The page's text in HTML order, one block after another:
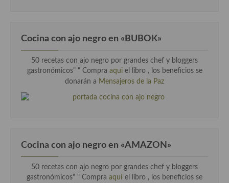
Cocina con ajo negro en «BUBOK»
50 recetas con ajo negro por grandes chef y bloggers
gastronómicos" " Compra aqui el libro , los beneficios se
donarán a Mensajeros de la Paz
Cocina con ajo negro en «AMAZON»
50 recetas con ajo negro por grandes chef y bloggers
gastronómicos" " Compra aquí el libro , los beneficios se